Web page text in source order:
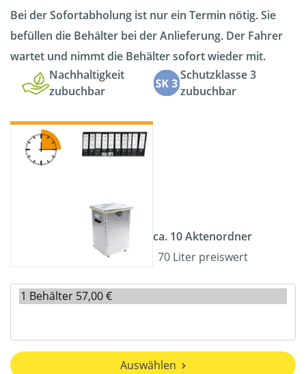
Bei der Sofortabholung ist nur ein Termin nötig. Sie
befüllen die Behälter bei der Anlieferung. Der Fahrer
wartet und nimmt die Behälter sofort wieder mit.
Nachhaltigkeit
zubuchbar
Schutzklasse 3
zubuchbar
ca. 10 Aktenordner
70 Liter preiswert
Auswählen